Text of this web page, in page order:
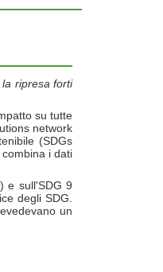
ripresa forti
su tutte
network
(SDGs
i dati
e sull'SDG 9
degli SDG.
un